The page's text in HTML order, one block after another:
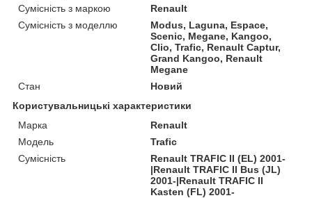
Сумісність з маркою
Renault
Сумісність з моделлю
Modus, Laguna, Espace,
Scenic, Megane, Kangoo,
Clio, Trafic, Renault Captur,
Grand Kangoo, Renault
Megane
Стан
Новий
Користувальницькі характеристики
Марка
Renault
Мoдель
Trafic
Сумісність
Renault TRAFIC II (EL) 2001-
|Renault TRAFIC II Bus (JL)
2001-|Renault TRAFIC II
Kasten (FL) 2001-